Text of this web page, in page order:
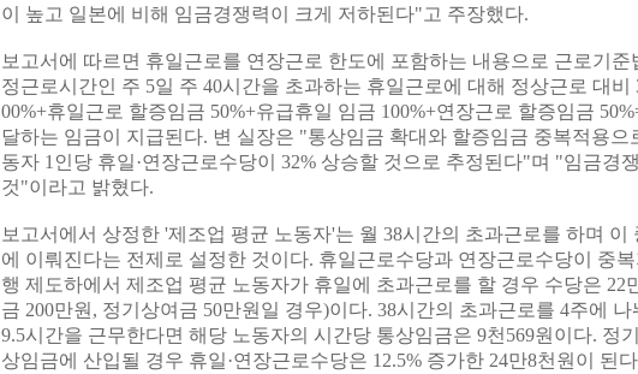
이 높고 일본에 비해 임금경쟁력이 크게 저하된다"고 주장했다.
보고서에 따르면 휴일근로를 연장근로 한도에 포함하는 내용으로 근로기준
정근로시간인 주 5일 주 40시간을 초과하는 휴일근로에 대해 정상근로 대비
00%+휴일근로 할증임금 50%+유급휴일 임금 100%+연장근로 할증임금
달하는 임금이 지급된다. 변 실장은 "통상임금 확대와 할증임금 중복적용으
동자 1인당 휴일·연장근로수당이 32% 상승할 것으로 추정된다"며 "임금경
것"이라고 밝혔다.
보고서에서 상정한 '제조업 평균 노동자'는 월 38시간의 초과근로를 하며 이
에 이뤄진다는 전제로 설정한 것이다. 휴일근로수당과 연장근로수당이 중
행 제도하에서 제조업 평균 노동자가 휴일에 초과근로를 할 경우 수당은 22
금 200만원, 정기상여금 50만원일 경우)이다. 38시간의 초과근로를 4주에
9.5시간을 근무한다면 해당 노동자의 시간당 통상임금은 9천569원이다. 정
상임금에 산입될 경우 휴일·연장근로수당은 12.5% 증가한 24만8천원이 된